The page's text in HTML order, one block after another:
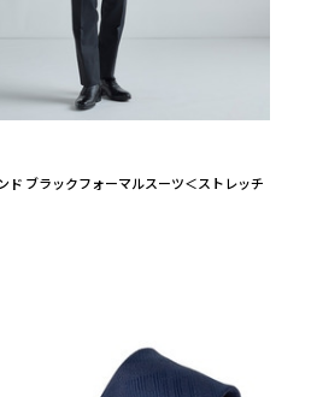
ド ブラックフォーマルスーツ＜ストレッチ